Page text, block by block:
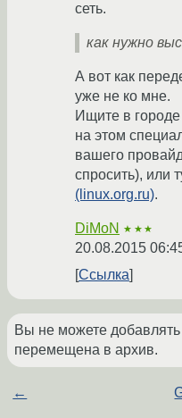
сеть.
как нужно
А вот как
уже не ко мне.
Ищите в
на этом
вашего
спросить), или
(linux.org.ru).
DiMoN ★★★
20.08.2015
Ссылка
Вы не можете
перемещена в архив.
←